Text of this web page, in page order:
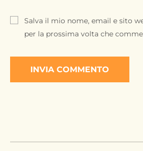
Salva il mio nome, email e sito
per la prossima volta che